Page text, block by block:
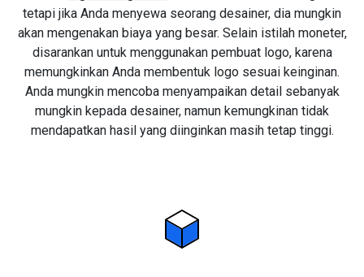
tetapi jika Anda menyewa seorang desainer, dia mungkin
akan mengenakan biaya yang besar. Selain istilah moneter,
disarankan untuk menggunakan pembuat logo, karena
memungkinkan Anda membentuk logo sesuai keinginan.
Anda mungkin mencoba menyampaikan detail sebanyak
mungkin kepada desainer, namun kemungkinan tidak
mendapatkan hasil yang diinginkan masih tetap tinggi.